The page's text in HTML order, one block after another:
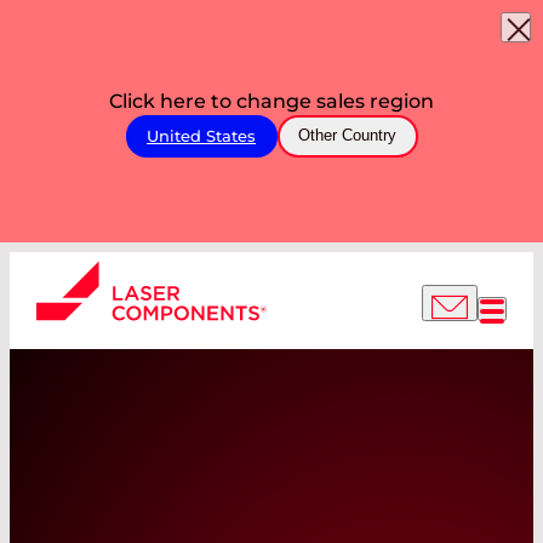
Click here to change sales region
United States Other Country